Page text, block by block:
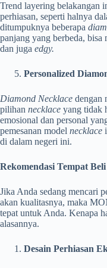
Trend layering belakangan
perhiasan, seperti halnya
ditumpuknya beberapa
panjang yang berbeda, bisa
dan juga edgy.
Personalized
Diamond Necklace dengan
pilihan necklace yang tidak
emosional dan personal
pemesanan model necklace
di dalam negeri ini.
Rekomendasi Tempat
Jika Anda sedang mencari
akan kualitasnya, maka
tepat untuk Anda. Kenapa
alasannya.
Desain Perhiasan